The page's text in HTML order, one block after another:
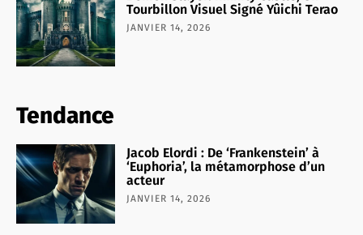
Tourbillon Visuel Signé Yûichi Terao
JANVIER 14, 2026
Tendance
Jacob Elordi : De ‘Frankenstein’ à
‘Euphoria’, la métamorphose d’un
acteur
JANVIER 14, 2026